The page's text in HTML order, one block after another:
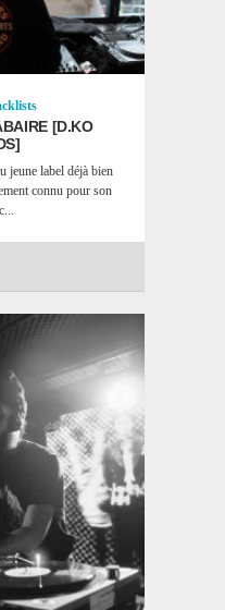
[D.KO
jeune label déjà bien
connu pour son